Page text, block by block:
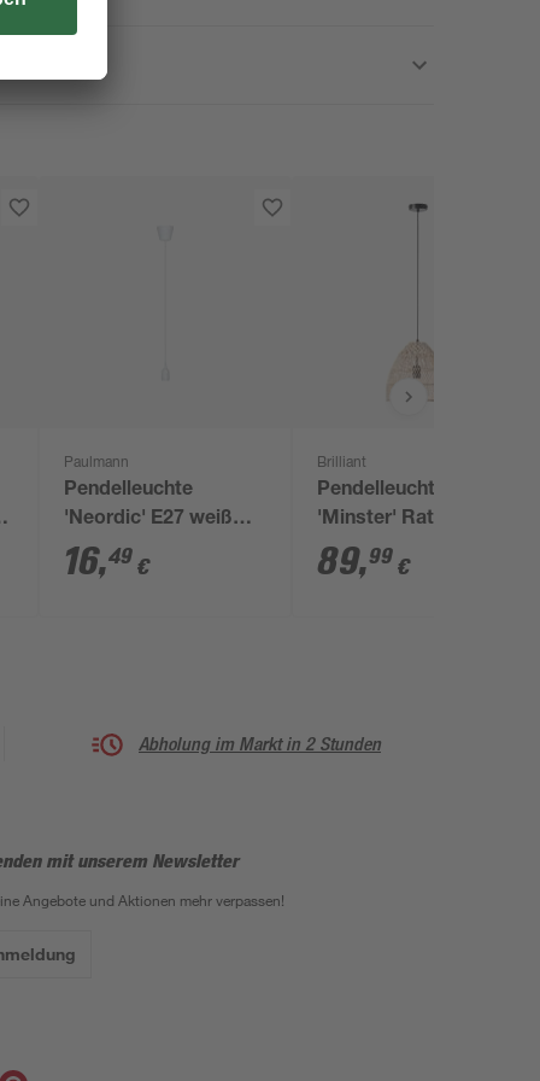
Paulmann
Pendelleuchte
'Neordic' E27 weiß
200 cm
16,49 €
Brilliant
Pendelleuchte
'Minster' Rattan Ø
34,5 cm
89,99 €
Abholung im Markt in 2 Stunden
mit unserem Newsletter
Angebote und Aktionen mehr verpassen!